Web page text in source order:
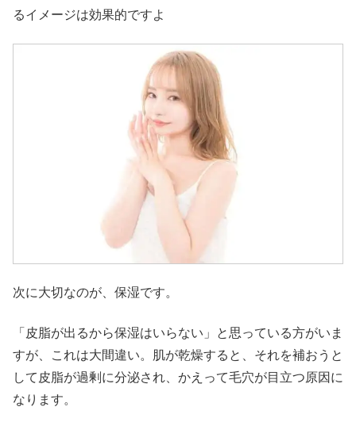
るイメージは効果的ですよ
次に大切なのが、保湿です。
「皮脂が出るから保湿はいらない」と思っている方がいま
すが、これは大間違い。肌が乾燥すると、それを補おうと
して皮脂が過剰に分泌され、かえって毛穴が目立つ原因に
なります。